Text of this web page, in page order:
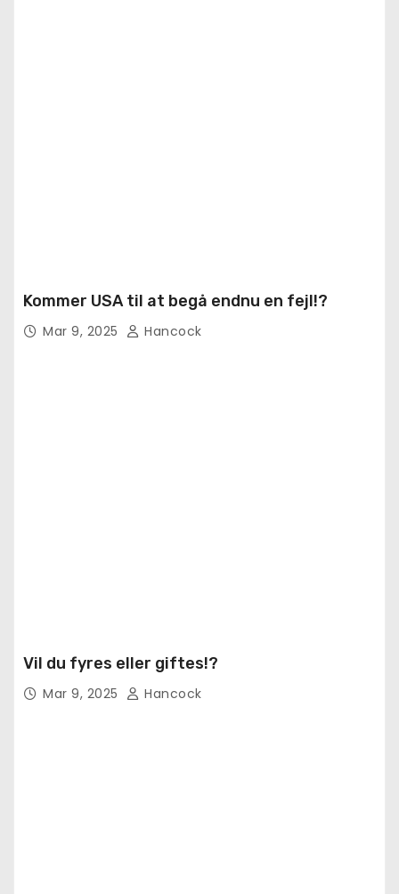
Kommer USA til at begå endnu en fejl!?
Mar 9, 2025 Hancock
Vil du fyres eller giftes!?
Mar 9, 2025 Hancock